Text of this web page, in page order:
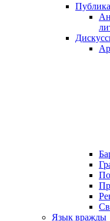
Язык вражды